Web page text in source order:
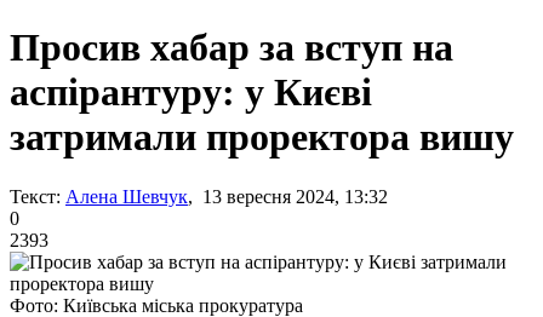
Просив хабар за вступ на
аспірантуру: у Києві
затримали проректора вишу
Текст: Алена Шевчук, 13 вересня 2024, 13:32
0
2393
Фото: Київська міська прокуратура